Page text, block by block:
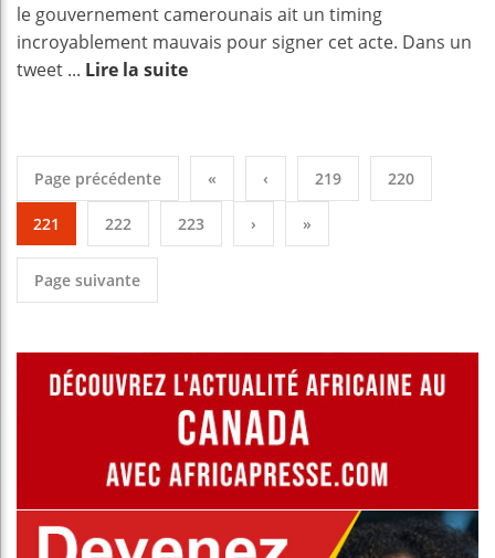
le gouvernement camerounais ait un timing
incroyablement mauvais pour signer cet acte. Dans un
tweet ... Lire la suite
Page précédente « ‹ 219 220
221 222 223 › »
Page suivante